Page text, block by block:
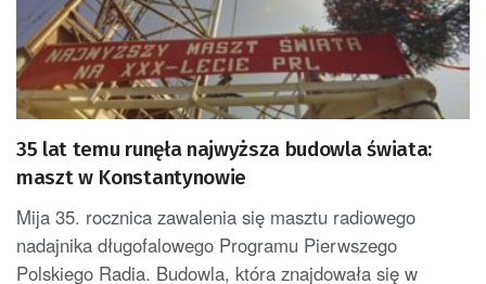
35 lat temu runęła najwyższa budowla świata:
maszt w Konstantynowie
Mija 35. rocznica zawalenia się masztu radiowego
nadajnika długofalowego Programu Pierwszego
Polskiego Radia. Budowla, która znajdowała się w